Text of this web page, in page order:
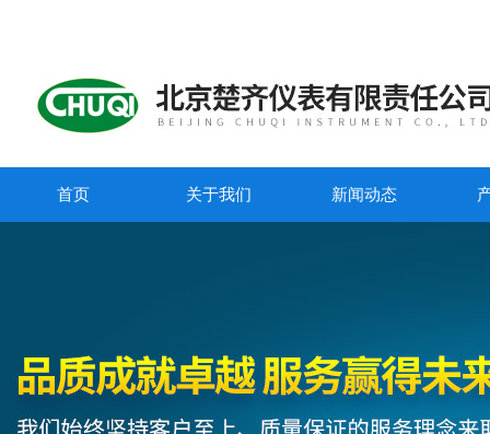
首页 关于我们 新闻动态